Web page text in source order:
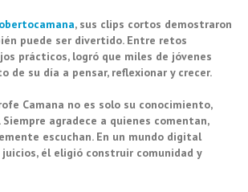
, sus clips cortos demostraron
puede ser divertido. Entre retos
prácticos, logró que miles de jóvenes
de su día a pensar, reflexionar y crecer.
Camana no es solo su conocimiento,
agradece a quienes comentan,
escuchan. En un mundo digital
él eligió construir comunidad y